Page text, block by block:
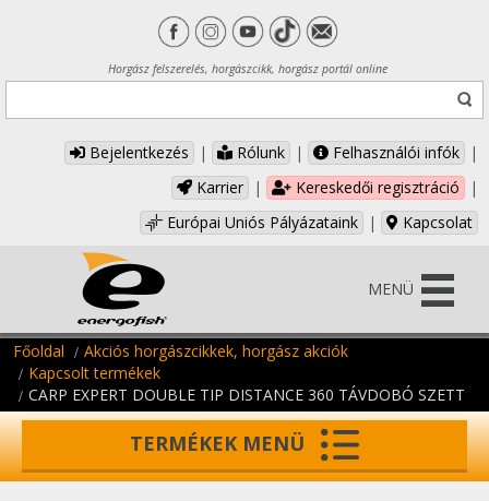
Horgász felszerelés, horgászcikk, horgász portál online
Bejelentkezés | Rólunk | Felhasználói infók
|
Karrier
| Kereskedői regisztráció
|
Európai Uniós Pályázataink
| Kapcsolat
MENÜ
Főoldal
Akciós horgászcikkek, horgász akciók
Kapcsolt termékek
CARP EXPERT DOUBLE TIP DISTANCE 360 TÁVDOBÓ SZETT
TERMÉKEK MENÜ